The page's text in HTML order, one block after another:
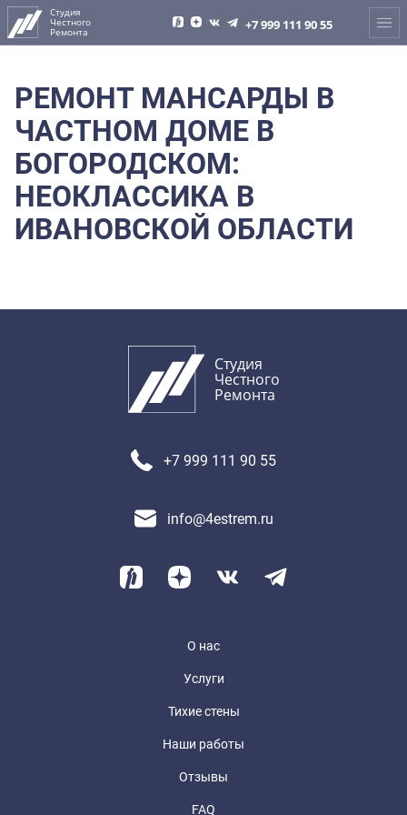
Перейти
содержимому
Студия
Честного
Ремонта +7 999 111 90 55
РЕМОНТ МАНСАРДЫ В
ЧАСТНОМ ДОМЕ В
БОГОРОДСКОМ:
НЕОКЛАССИКА В
ИВАНОВСКОЙ ОБЛАСТИ
Студия
Честного
Ремонта
+7 999 111 90 55
info@4estrem.ru
О нас
Услуги
Тихие стены
Наши работы
Отзывы
FAQ